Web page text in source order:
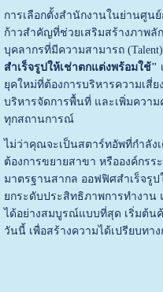
การเลือกตั้งสำนักงานในย่านศูน
ก้าวสำคัญที่ช่วยเสริมสร้างภาพลั
บุคลากรที่มีความสามารถ
สำเร็จรูปให้เช่าตกแต่งพร้อมใช้"
ยุคใหม่ที่ต้องการบริหารความเสี่ย
บริหารจัดการพื้นที่ และเพิ่มควา
ทุกสถานการณ์
ไม่ว่าคุณจะเป็นสตาร์ทอัพที่กำลัง
ต้องการขยายสาขา หรือองค์กร
มาตรฐานสากล ออฟฟิศสำเร็จรู
ยกระดับประสิทธิภาพการทำงาน
ได้อย่างสมบูรณ์แบบที่สุด เริ่มต้
วันนี้ เพื่อสร้างความได้เปรียบท